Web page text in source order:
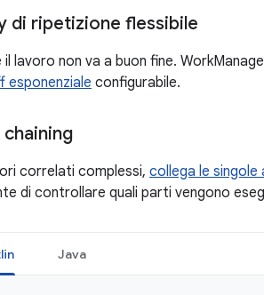
di ripetizione flessibile
il lavoro non va a buon fine.
esponenziale configurabile.
correlati complessi, collega le
di controllare quali parti vengono
Java